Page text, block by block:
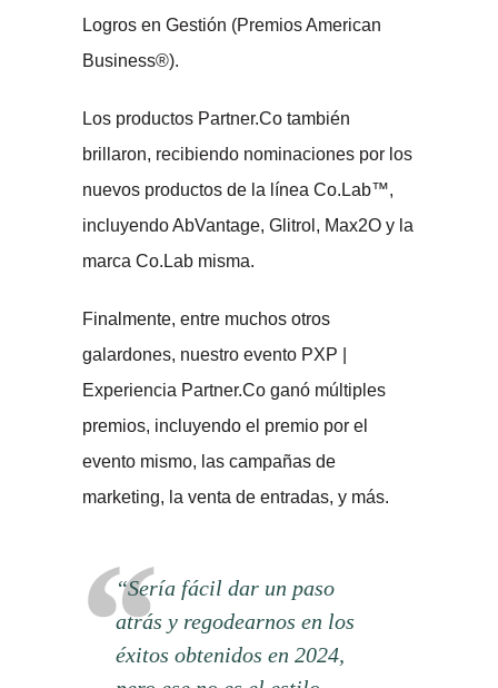
Logros en Gestión (Premios American
Business®).
Los productos Partner.Co también
brillaron, recibiendo nominaciones por los
nuevos productos de la línea Co.Lab™,
incluyendo AbVantage, Glitrol, Max2O y la
marca Co.Lab misma.
Finalmente, entre muchos otros
galardones, nuestro evento PXP |
Experiencia Partner.Co ganó múltiples
premios, incluyendo el premio por el
evento mismo, las campañas de
marketing, la venta de entradas, y más.
“Sería fácil dar un paso
atrás y regodearnos en los
éxitos obtenidos en 2024,